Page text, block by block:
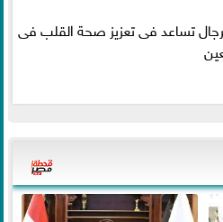
تساعد فى تعزيز صحة القلب فى